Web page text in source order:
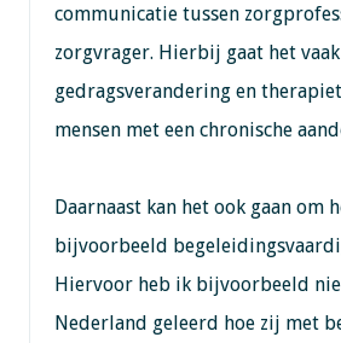
communicatie tussen
zorgvrager. Hierbij gaat het
gedragsverandering en
mensen met een chronische
Daarnaast kan het ook gaan om
bijvoorbeeld
Hiervoor heb ik bijvoorbeeld
Nederland geleerd hoe zij met